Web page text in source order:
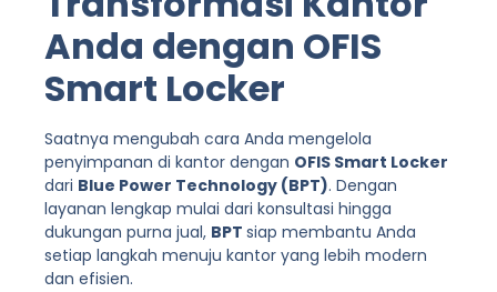
Anda dengan OFIS
Smart Locker
Saatnya mengubah cara Anda mengelola
penyimpanan di kantor dengan OFIS Smart Locker
dari Blue Power Technology (BPT). Dengan
layanan lengkap mulai dari konsultasi hingga
dukungan purna jual, BPTsiap membantu Anda
setiap langkah menuju kantor yang lebih modern
dan efisien.